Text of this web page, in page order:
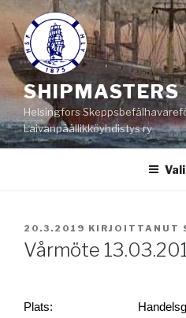
Siirry
sisältöön
Helsingfors
Laivanpäällikköyhdistys ry
JULKAISTU
20.3.2019 KIRJOITTANUT
Vårmöte
Plats: